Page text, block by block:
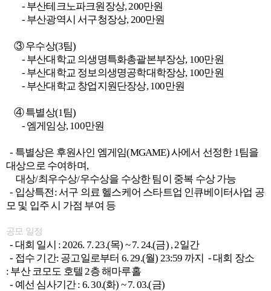
- 부산테크노파크원장상, 200만원
- 부산광역시 서구청장상, 200만원
③ 우수상(3팀)
- 부산대학교 의생명특화총괄본부장상, 100만원
- 부산대학교 정보의생명공학대학장상, 100만원
- 부산대학교 창업지원단장상, 100만원
④ 특별상(1팀)
- 엠게임상, 100만원
- 특별상은 후원사인 엠게임(MGAME) 사에서 선정한 1팀을
대상으로 수여하며,
대상/최우수상/우수상을 수상한 팀이 중복 수상 가능
- 입상특전: 서구 의료 헬스케어 스타트업 인큐베이터사업 공
모 및 입주 시 가점 부여 등
공모 일정
- 대회 일시 : 2026. 7. 23.(목) ~ 7. 24.(금) , 2일간
- 접수 기간: 공고일로부터 6. 29.(월) 23:59 까지 - 대회 장소
: 부산 코모도 호텔 2층 해마루홀
- 예선 심사기간 : 6. 30.(화) ~ 7. 03.(금)